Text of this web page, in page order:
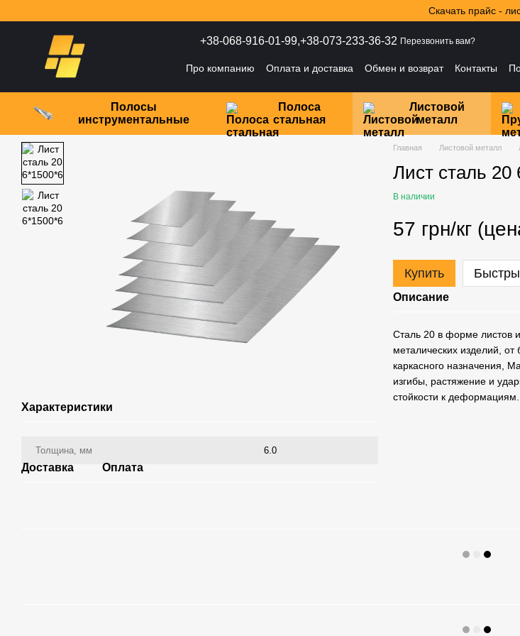
Скачать прайс -
+38-068-916-01-99,+38-073-233-36-32 Перезвонить вам?
Про компанию Оплата и доставка Обмен и возврат Контакты
Полосы
инструментальные
Полоса
стальная
Листовой
металл
Характеристики
Толщина, мм 6.0
Доставка Оплата
Главная Листовой металл
Лист сталь
В наличии
57 грн/кг
Купить
Описание
Сталь 20 в форме листов
металических изделий,
каркасного назначения,
изгибы, растяжение и
стойкости к деформациям.